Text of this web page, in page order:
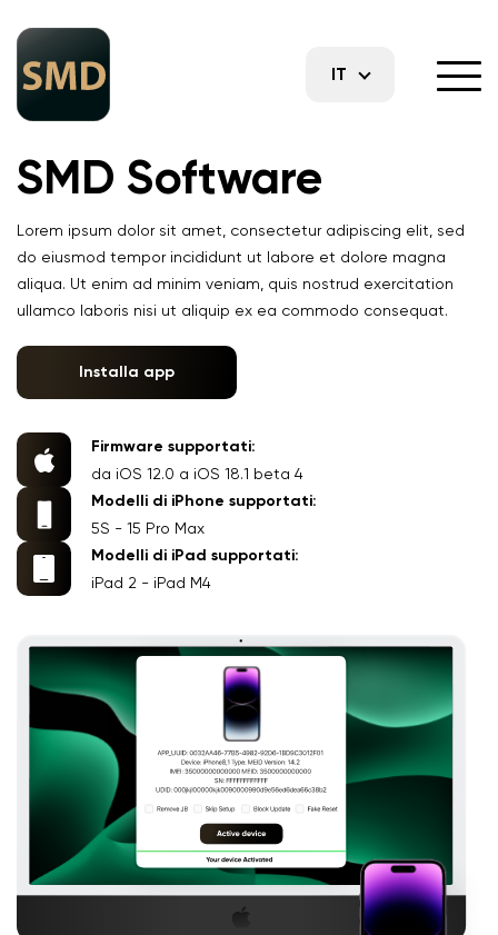
IT
SMD Software
Lorem ipsum dolor sit amet, consectetur adipiscing elit, sed
do eiusmod tempor incididunt ut labore et dolore magna
aliqua. Ut enim ad minim veniam, quis nostrud exercitation
ullamco laboris nisi ut aliquip ex ea commodo consequat.
Installa app
Firmware supportati:
da iOS 12.0 a iOS 18.1 beta 4
Modelli di iPhone supportati:
5S - 15 Pro Max
Modelli di iPad supportati:
iPad 2 - iPad M4